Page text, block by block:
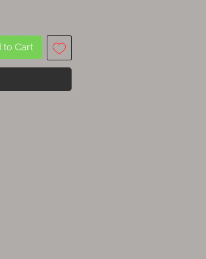
to Cart